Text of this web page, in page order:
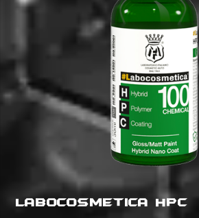
Labocosmetica HPC